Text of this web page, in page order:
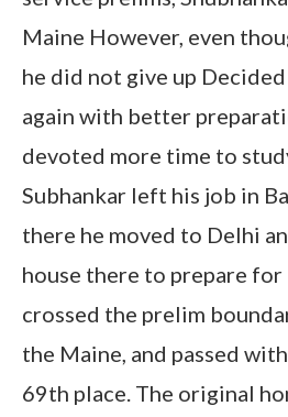
Maine However, even
he did not give up
again with better
devoted more time to
Subhankar left his job in
there he moved to Delhi
house there to prepare for
crossed the prelim
the Maine, and passed
69th place. The original